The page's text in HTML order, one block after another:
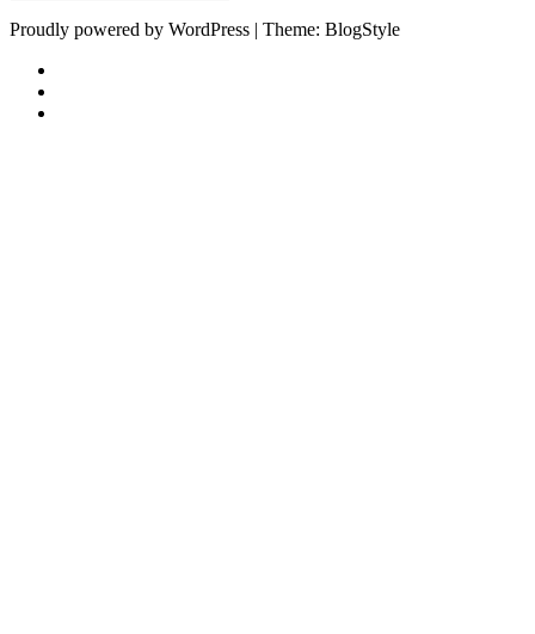
Proudly powered by WordPress | Theme: BlogStyle